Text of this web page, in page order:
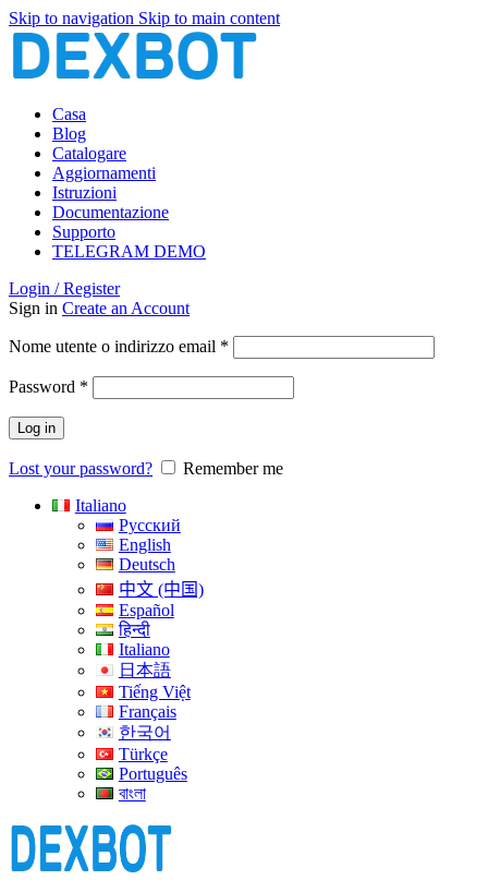
Skip to navigation Skip to main content
Casa
Blog
Catalogare
Aggiornamenti
Istruzioni
Documentazione
Supporto
TELEGRAM DEMO
Login / Register
Sign in Create an Account
Nome utente o indirizzo email *
Password *
Log in
Lost your password?
Remember me
Italiano
Русский
English
Deutsch
中文 (中国)
Español
हिन्दी
Italiano
日本語
Tiếng Việt
Français
한국어
Türkçe
Português
বাংলা